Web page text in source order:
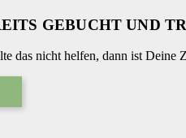
GEBUCHT UND
das nicht helfen, dann ist